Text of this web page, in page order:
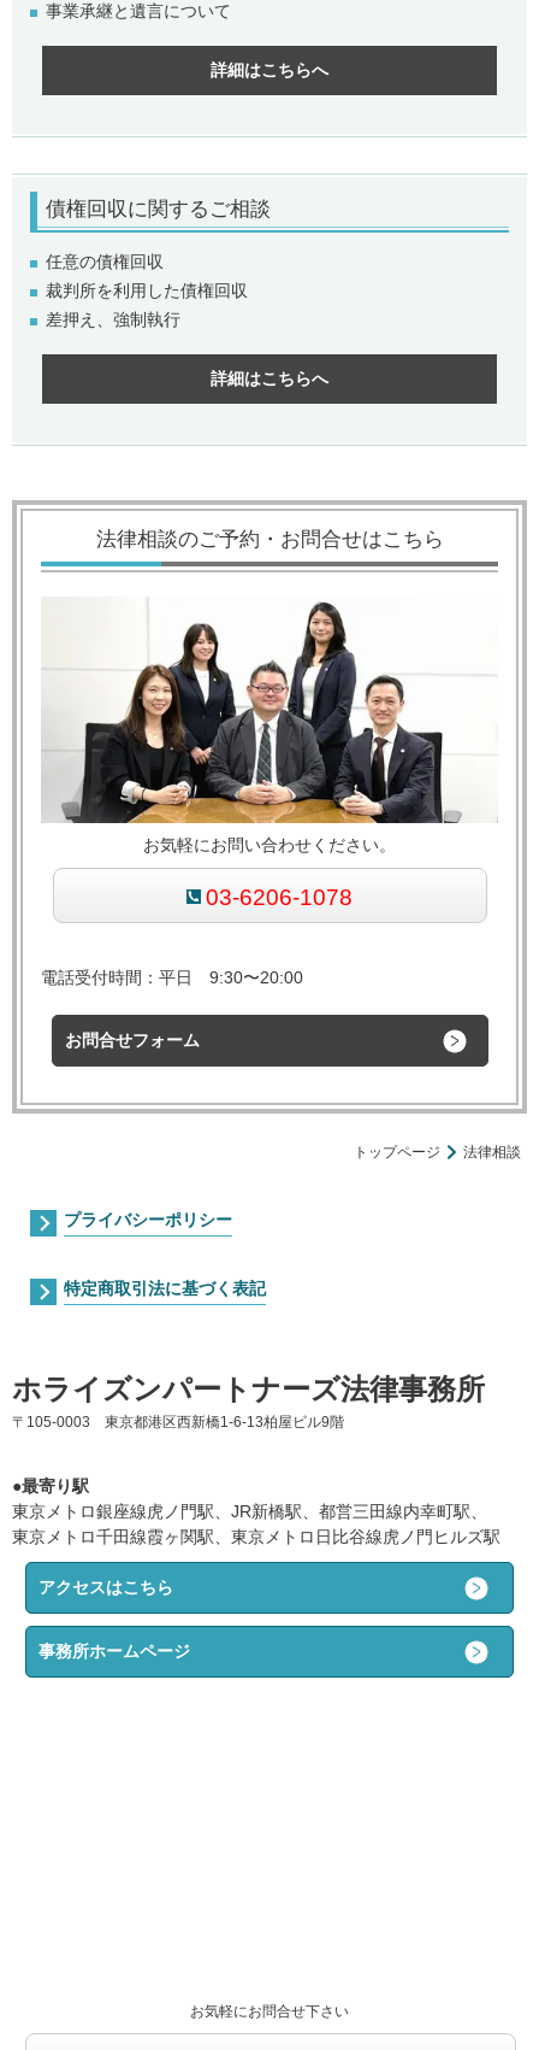
事業承継と遺言について
詳細はこちらへ
債権回収に関するご相談
任意の債権回収
裁判所を利用した債権回収
差押え、強制執行
詳細はこちらへ
法律相談のご予約・お問合せはこちら
お気軽にお問い合わせください。
03-6206-1078
電話受付時間：平日 9:30〜20:00
お問合せフォーム
トップページ 法律相談
プライバシーポリシー
特定商取引法に基づく表記
ホライズンパートナーズ法律事務所
〒105-0003 東京都港区西新橋1-6-13柏屋ビル9階
●最寄り駅
東京メトロ銀座線虎ノ門駅、JR新橋駅、都営三田線内幸町駅、
東京メトロ千田線霞ヶ関駅、東京メトロ日比谷線虎ノ門ヒルズ駅
アクセスはこちら
事務所ホームページ
お気軽にお問合せ下さい